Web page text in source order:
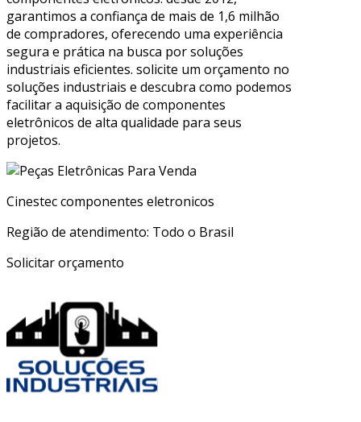
garantimos a confiança de mais de 1,6 milhão
de compradores, oferecendo uma experiência
segura e prática na busca por soluções
industriais eficientes. solicite um orçamento no
soluções industriais e descubra como podemos
facilitar a aquisição de componentes
eletrônicos de alta qualidade para seus
projetos.
Cinestec componentes eletronicos
Região de atendimento: Todo o Brasil
Solicitar orçamento